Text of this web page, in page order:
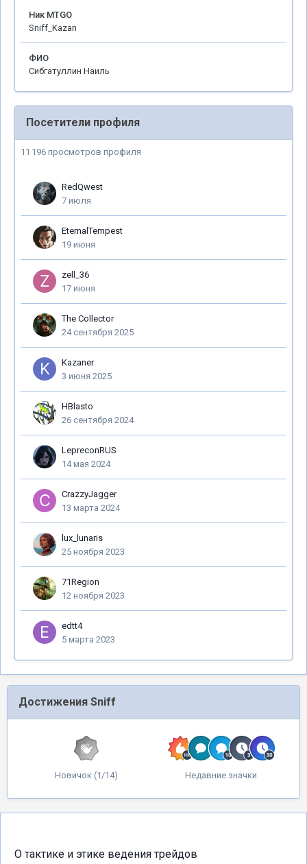
Ник MTGO
Sniff_Kazan
ФИО
Сибгатуллин Наиль
Посетители профиля
11 196 просмотров профиля
RedQwest
7 июля
EternalTempest
19 июня
zell_36
17 июня
The Collector
24 сентября 2025
Kazaner
3 июня 2025
HBlasto
26 сентября 2024
LepreconRUS
14 мая 2024
CrazzyJagger
13 марта 2024
lux_lunaris
25 ноября 2023
71Region
12 ноября 2023
edtt4
5 марта 2023
Достижения Sniff
Новичок (1/14) Недавние значки
О тактике и этике ведения трейдов